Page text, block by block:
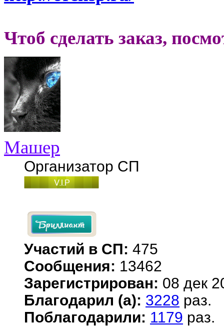
Чтоб сделать заказ,
Машер
Организатор СП
Участий в СП: 475
Сообщения: 13462
Зарегистрирован: 08 дек
Благодарил (а): 3228 раз.
Поблагодарили: 1179 раз.